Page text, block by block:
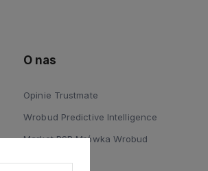
O nas
Opinie Trustmate
Wrobud Predictive Intelligence
Market PSB Mrówka Wrobud
Blog